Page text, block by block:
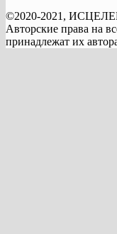
©2020-2021,
Авторские права на
принадлежат их